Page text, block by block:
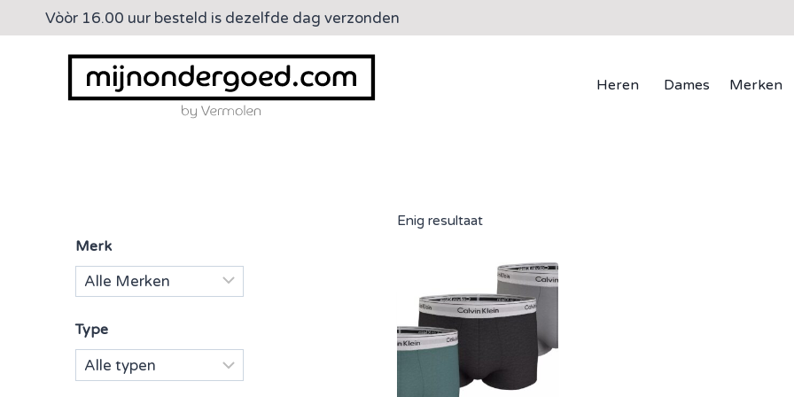
Doorgaan
naar
Vòòr 16.00 uur besteld is dezelfde dag verzonden
Heren Dames Merken
Enig resultaat
Merk
Type